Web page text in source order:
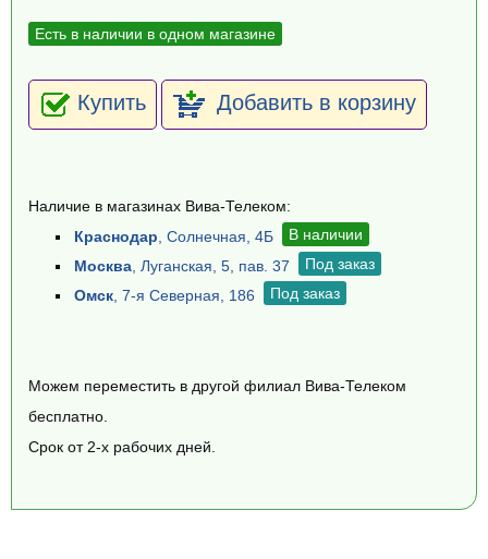
Есть в наличии в одном магазине
Купить Добавить в корзину
Наличие в магазинах Вива-Телеком:
Краснодар , Солнечная, 4Б
В наличии
Москва , Луганская, 5, пав. 37
Под заказ
Омск , 7-я Северная, 186 Под заказ
Можем переместить в другой филиал Вива-Телеком
бесплатно.
Срок от 2-х рабочих дней.